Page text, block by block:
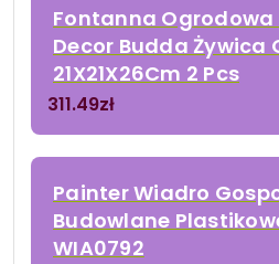
Fontanna Ogrodowa
Decor Budda Żywica
21X21X26Cm 2 Pcs
311.49zł
Painter Wiadro
Budowlane
WIA0792